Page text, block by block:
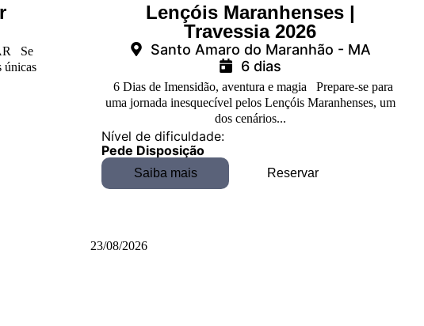
Se
únicas
Lençóis Maranhenses |
Travessia 2026
Santo Amaro do Maranhão - MA
6 dias
6 Dias de Imensidão, aventura e magia Prepare-se para
uma jornada inesquecível pelos Lençóis Maranhenses, um
dos cenários...
Nível de dificuldade:
Pede Disposição
Saiba mais Reservar
23/08/2026